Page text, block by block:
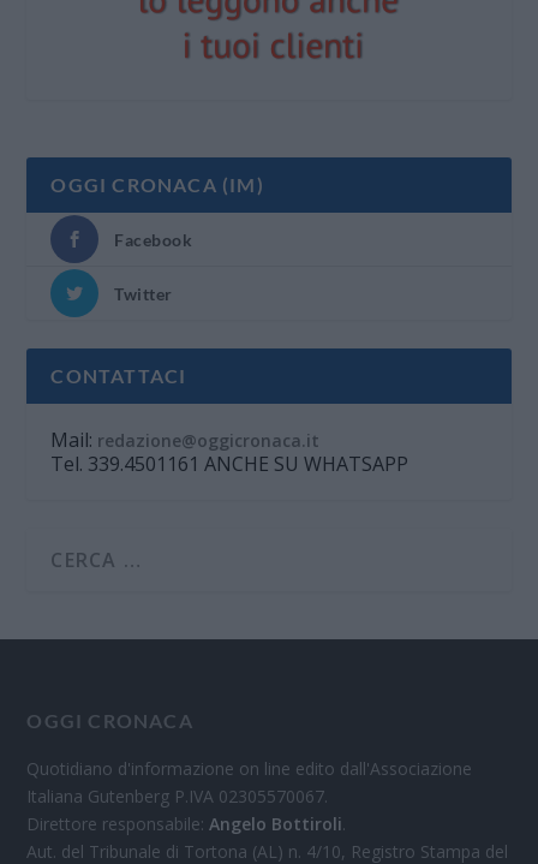
OGGI CRONACA (IM)
Facebook
Twitter
CONTATTACI
Mail: redazione@oggicronaca.it
Tel. 339.4501161 ANCHE SU WHATSAPP
OGGI CRONACA
Quotidiano d'informazione on line edito dall'Associazione
Italiana Gutenberg P.IVA 02305570067.
Direttore responsabile:Angelo Bottiroli.
Aut. del Tribunale di Tortona (AL) n. 4/10, Registro Stampa del